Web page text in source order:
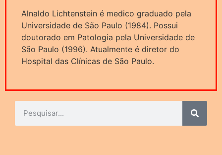
Alnaldo Lichtenstein é medico graduado pela
Universidade de São Paulo (1984). Possui
doutorado em Patologia pela Universidade de
São Paulo (1996). Atualmente é diretor do
Hospital das Clínicas de São Paulo.